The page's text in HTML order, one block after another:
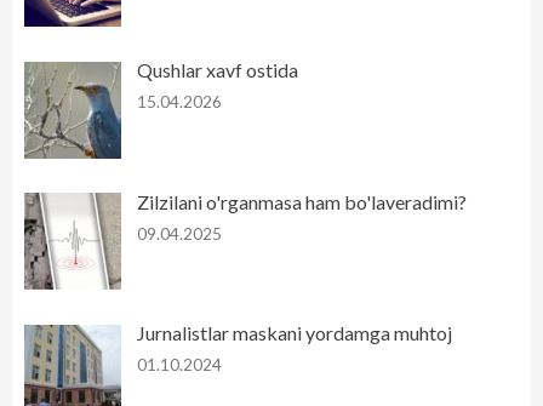
Qushlar xavf ostida
15.04.2026
Zilzilani o'rganmasa ham bo'laveradimi?
09.04.2025
Jurnalistlar maskani yordamga muhtoj
01.10.2024